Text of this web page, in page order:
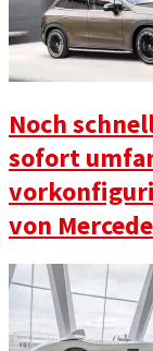
Noch
sofort
von